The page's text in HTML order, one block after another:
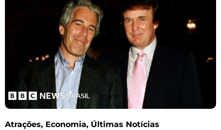
Atrações, Economia, Últimas Notícias